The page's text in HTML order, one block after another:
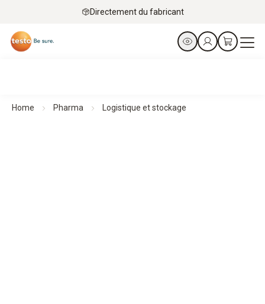
Directement du fabricant
Home Pharma Logistique et stockage